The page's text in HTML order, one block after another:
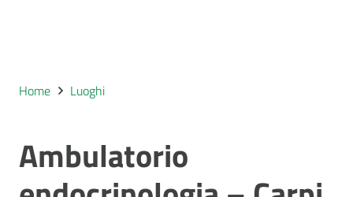
Home Luoghi
Ambulatorio